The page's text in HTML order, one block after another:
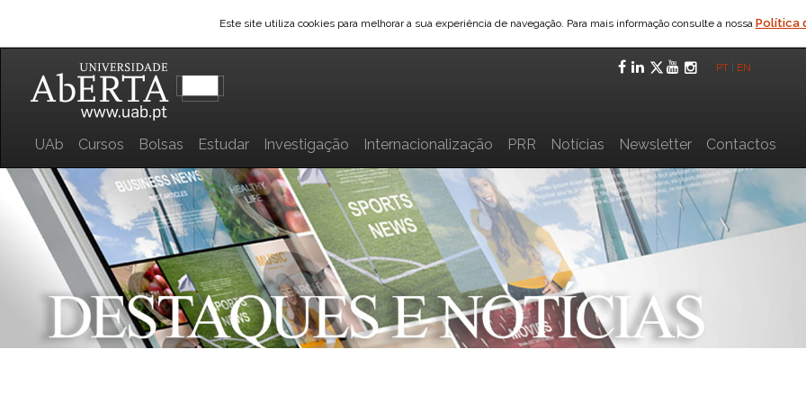
Este site utiliza cookies para melhorar a sua experiência de navegação. Para mais informação consulte a nossa Política
Facebook
LinkedIn
Twitter
YouTube
PT EN
UAb Cursos Bolsas Estudar Investigação Internacionalização PRR Notícias Newsletter Contactos